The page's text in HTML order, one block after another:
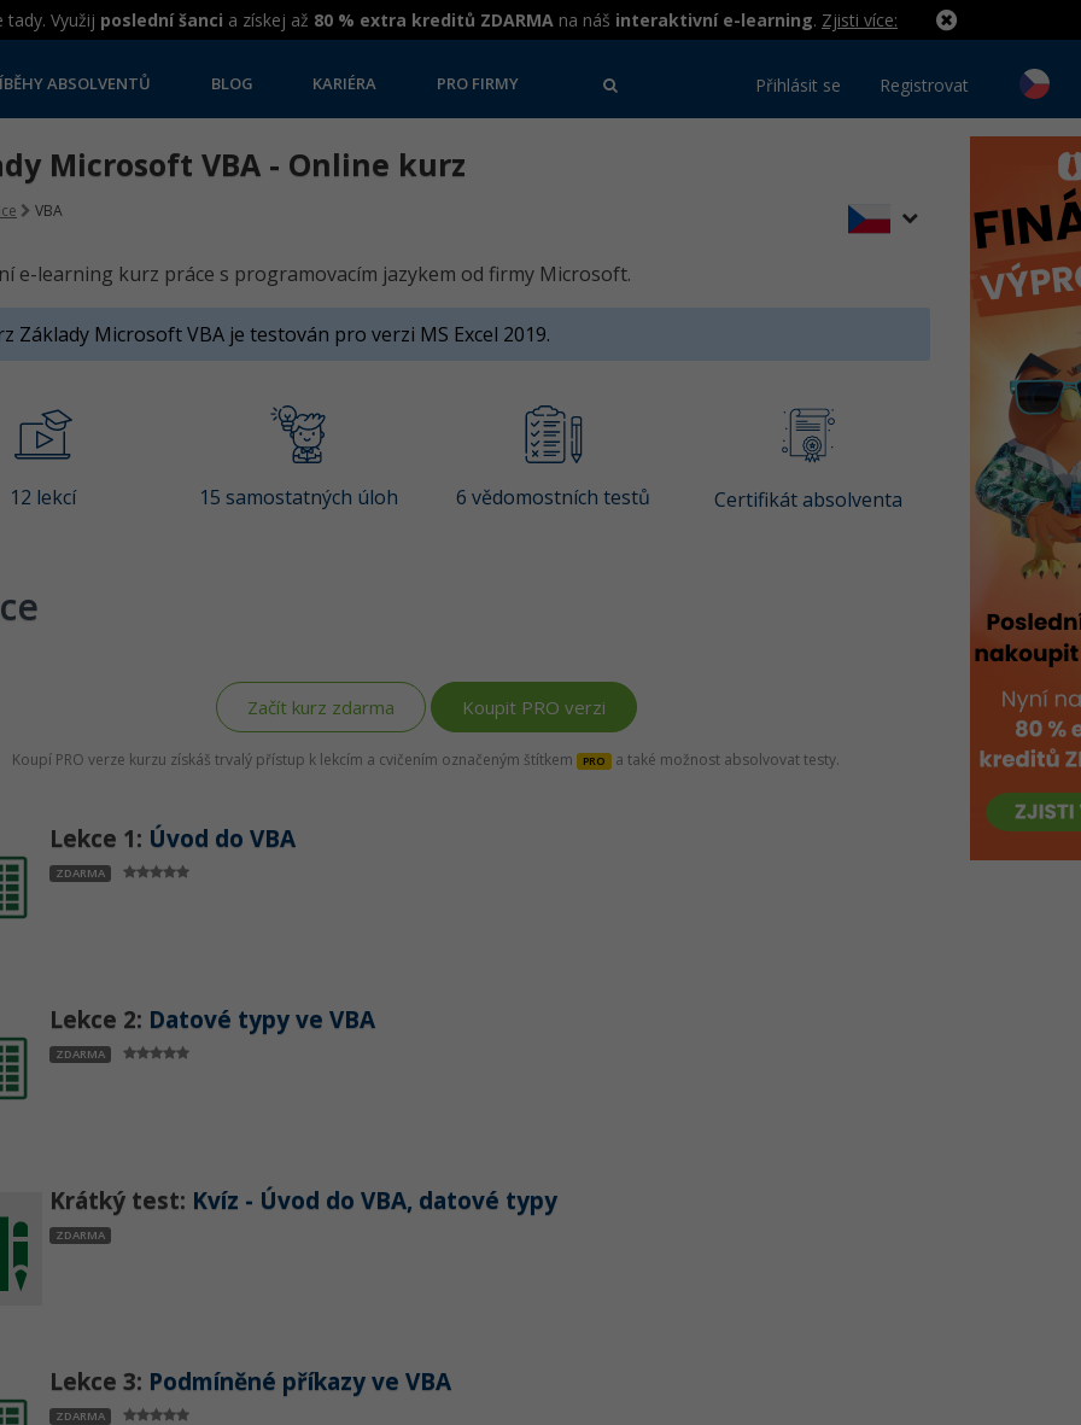
Využij poslední šanci a získej až 80 % extra kreditů ZDARMA na náš interaktivní e-learning. Zjisti více:
ABSOLVENTŮ BLOG KARIÉRA PRO FIRMY Přihlásit se Registrovat
Microsoft VBA - Online kurz
VBA
e-learning kurz práce s programovacím jazykem od firmy Microsoft.
Základy Microsoft VBA je testován pro verzi MS Excel 2019.
12 lekcí 15 samostatných úloh 6 vědomostních testů Certifikát absolventa
Začít kurz zdarma Koupit PRO verzi
Koupí PRO verze kurzu získáš trvalý přístup k lekcím a cvičením označeným štítkem PRO a také možnost absolvovat testy.
Lekce 1: Úvod do VBA
ZDARMA
Lekce 2: Datové typy ve VBA
ZDARMA
Krátký test: Kvíz - Úvod do VBA, datové typy
ZDARMA
Lekce 3: Podmíněné příkazy ve VBA
ZDARMA